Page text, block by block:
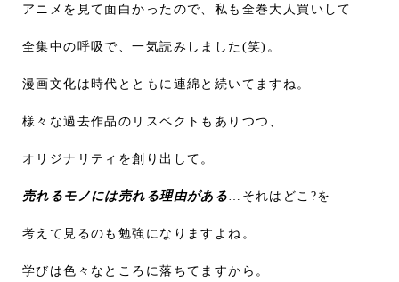
アニメを見て面白かったので、私も全巻大人買いして
全集中の呼吸で、一気読みしました(笑)。
漫画文化は時代とともに連綿と続いてますね。
様々な過去作品のリスペクトもありつつ、
オリジナリティを創り出して。
売れるモノには売れる理由がある…それはどこ?を
考えて見るのも勉強になりますよね。
学びは色々なところに落ちてますから。